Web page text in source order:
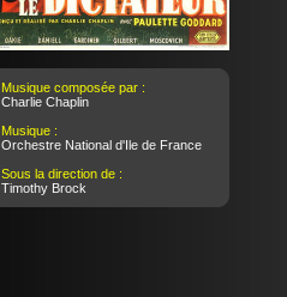
Musique composée par :
Charlie Chaplin
Musique :
Orchestre National d'Ile de France
Sous la direction de :
Timothy Brock